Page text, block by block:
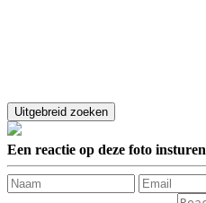
Een reactie op deze foto insturen